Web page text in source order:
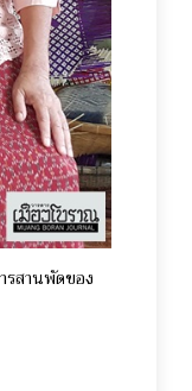
รสานพัดของ